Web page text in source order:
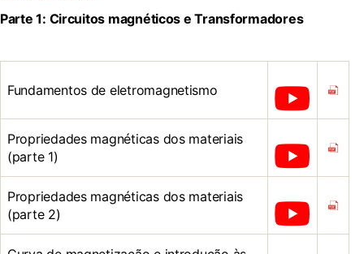
Parte 1: Circuitos magnéticos e Transformadores
Fundamentos de eletromagnetismo
Propriedades magnéticas dos materiais
(parte 1)
Propriedades magnéticas dos materiais
(parte 2)